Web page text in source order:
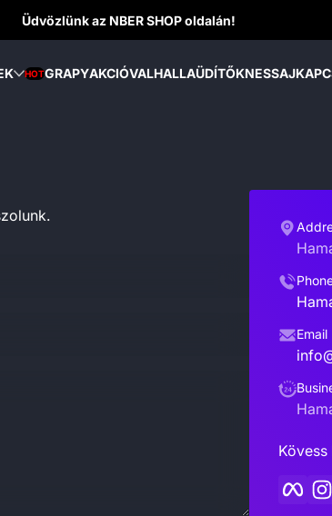
Üdvözlünk az NBER SHOP oldalán!
HOTGRAPYAKCIÓVALHALLAÜDÍTŐKNESSAJ
Email
Kövess